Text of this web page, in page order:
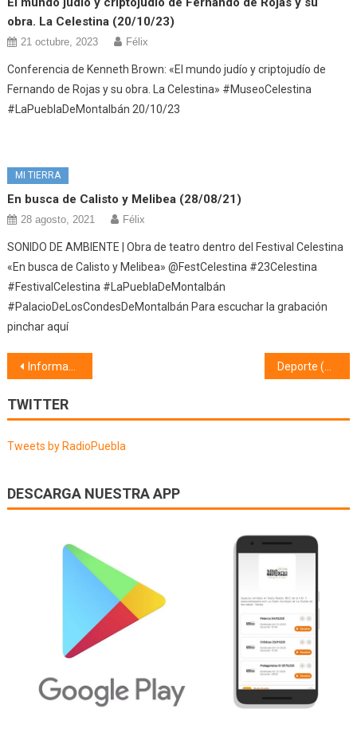
obra. La Celestina (20/10/23)
21 octubre, 2023 Félix
Conferencia de Kenneth Brown: «El mundo judío y criptojudío de
Fernando de Rojas y su obra. La Celestina» #MuseoCelestina
#LaPueblaDeMontalbán 20/10/23
MI TIERRA
En busca de Calisto y Melibea (28/08/21)
28 agosto, 2021 Félix
SONIDO DE AMBIENTE | Obra de teatro dentro del Festival Celestina
«En busca de Calisto y Melibea» @FestCelestina #23Celestina
#FestivalCelestina #LaPueblaDeMontalbán
#PalacioDeLosCondesDeMontalbán Para escuchar la grabación
pinchar aquí
Navegación
de
entradas
Información municipal (02/05/25)
TWITTER
Tweets by RadioPuebla
DESCARGA NUESTRA APP